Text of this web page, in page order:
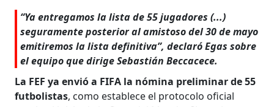
“Ya entregamos la lista de 55 jugadores (...)
seguramente posterior al amistoso del 30 de mayo
emitiremos la lista definitiva”, declaró Egas sobre
el equipo que dirige Sebastián Beccacece.
La FEF ya envió a FIFA la nómina preliminar de 55
futbolistas, como establece el protocolo oficial